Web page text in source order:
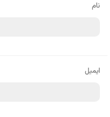
نام
ایمیل